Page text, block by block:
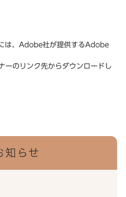
は、Adobe社が提供するAdobe
のリンク先からダウンロードし
知らせ